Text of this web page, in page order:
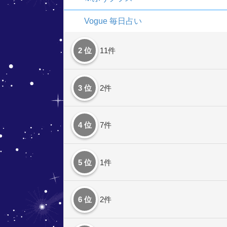
Vogue 毎日占い
2 位 11件
3 位 2件
4 位 7件
5 位 1件
6 位 2件